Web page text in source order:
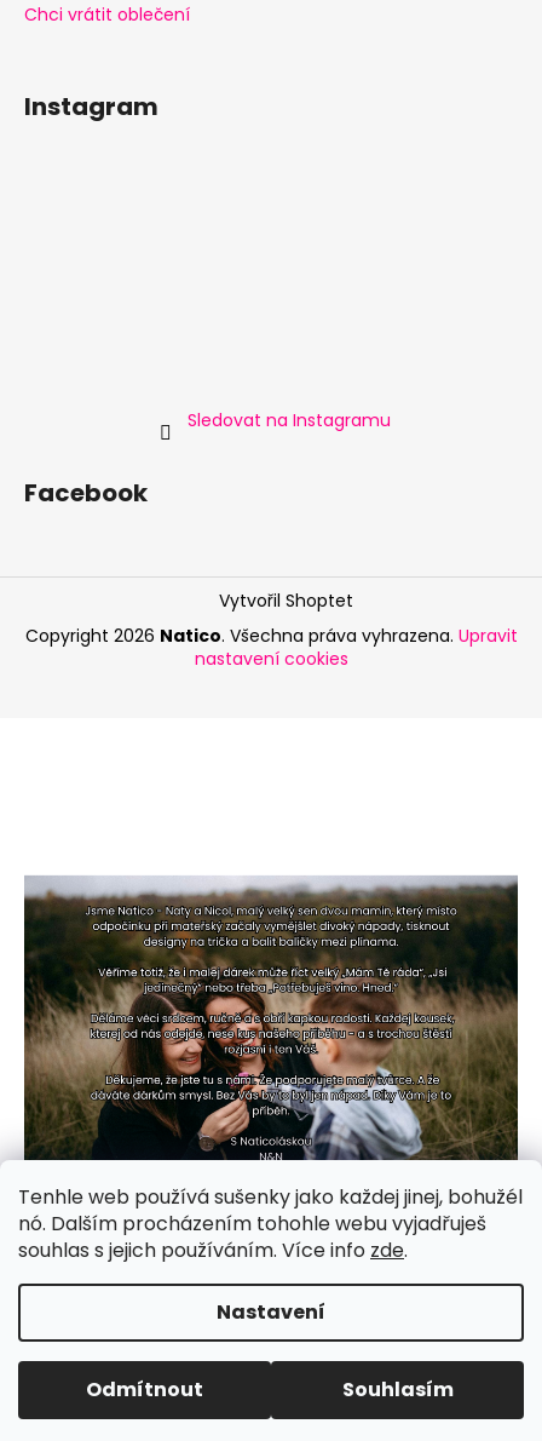
Tenhle web používá sušenky jako každej jinej, bohužél
nó. Dalším procházením tohohle webu vyjadřuješ
souhlas s jejich používáním. Více info zde.
Nastavení
Odmítnout Souhlasím
Chci vrátit oblečení
Instagram
Sledovat na Instagramu
Facebook
Vytvořil Shoptet
Copyright 2026 Natico. Všechna práva vyhrazena. Upravit
nastavení cookies